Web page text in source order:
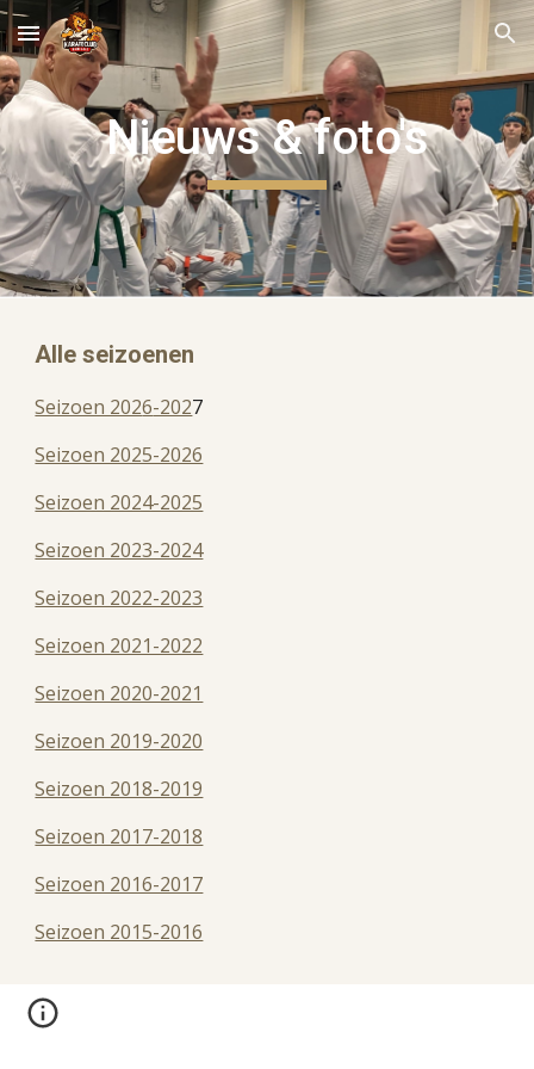
Skip to main content Skip to navigation
Nieuws & foto's
Alle seizoenen
Seizoen 2026-2027
Seizoen 2025-2026
Seizoen 2024-2025
Seizoen 2023-2024
Seizoen 2022-2023
Seizoen 2021-2022
Seizoen 2020-2021
Seizoen 2019-2020
Seizoen 2018-2019
Seizoen 2017-2018
Seizoen 2016-2017
Seizoen 2015-2016